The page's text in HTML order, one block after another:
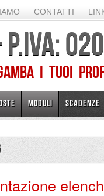
CONTATTI
P.IVA:
I TUOI
MODULI SCADENZE